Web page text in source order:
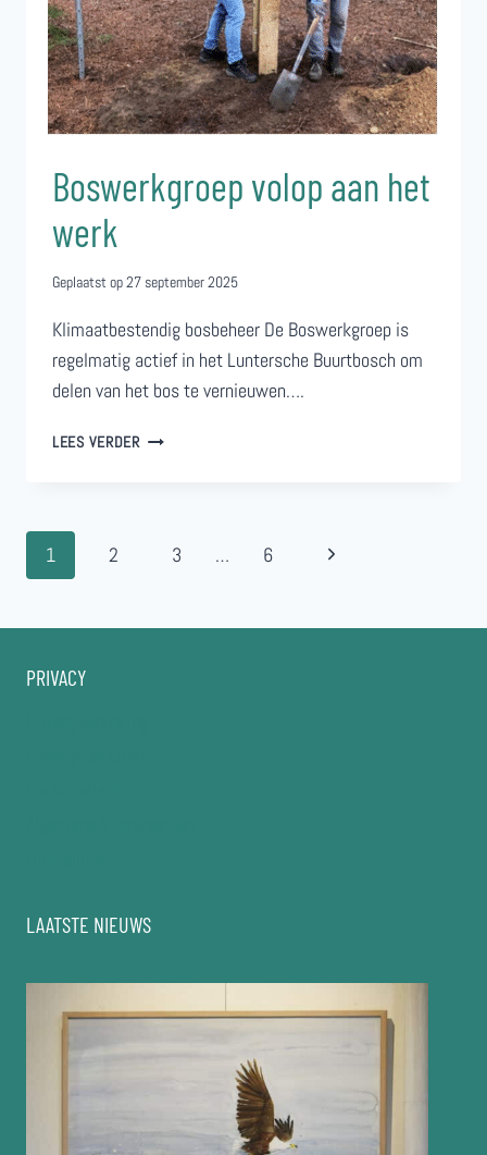
Boswerkgroep volop aan het
werk
Geplaatst op27 september 2025
Klimaatbestendig bosbeheer De Boswerkgroep is
regelmatig actief in het Luntersche Buurtbosch om
delen van het bos te vernieuwen….
LEES VERDERBOSWERKGROEP
Paginanavigatie
1 2 3 … 6
Volgende
PRIVACY
LAATSTE NIEUWS